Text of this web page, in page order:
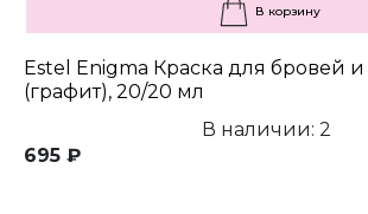
В корзину
Estel Enigma Краска для бровей
(графит), 20/20 мл
В наличии: 2
695 ₽